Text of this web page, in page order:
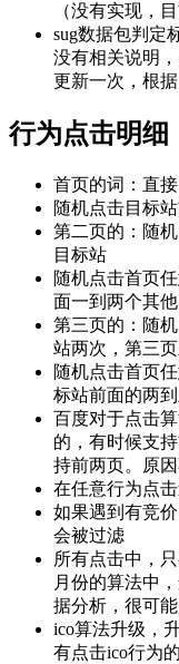
（没有实现，
sug数据包判定
没有相关说明
更新一次，根
行为点击明细
首页的词：直
随机点击目标
第二页的：随
目标站
随机点击首页
面一到两个其
第三页的：随
站两次，第三
随机点击首页
标站前面的两
百度对于点击
的，有时候支
持前两页。原
在任意行为点
如果遇到有竞
会被过滤
所有点击中，
月份的算法中
据分析，很可
ico算法升级，
有点击ico行为